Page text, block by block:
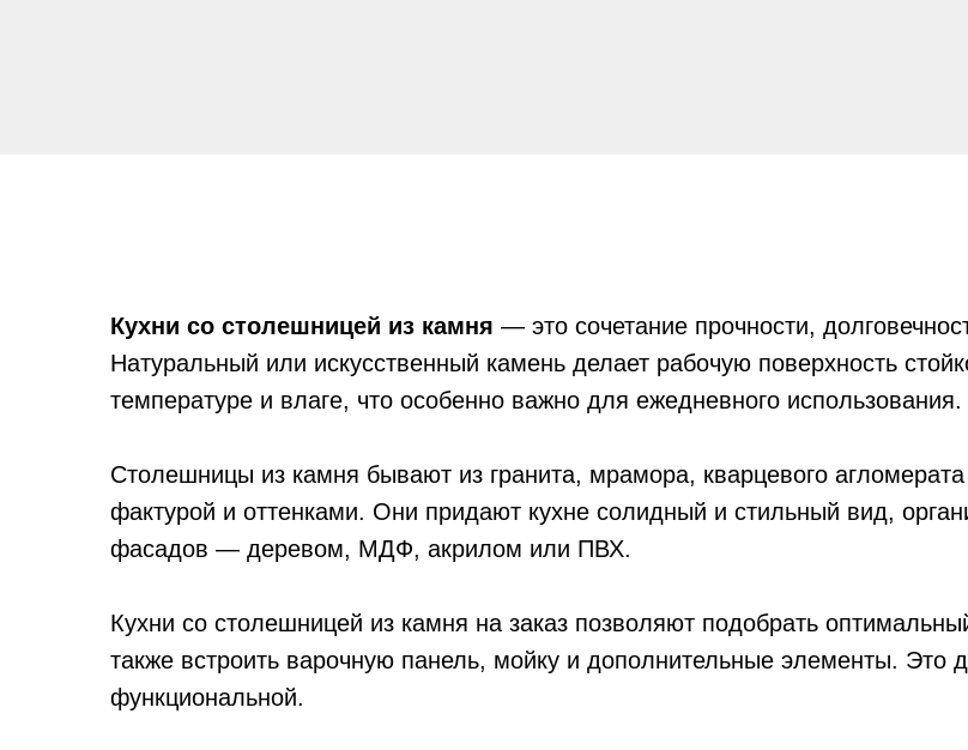
Кухни со столешницей из камня — это сочетание прочности,
Натуральный или искусственный камень делает рабочую поверхность
температуре и влаге, что особенно важно для ежедневного использования.
Столешницы из камня бывают из гранита, мрамора, кварцевого агломерата
фактурой и оттенками. Они придают кухне солидный и стильный вид,
фасадов — деревом, МДФ, акрилом или ПВХ.
Кухни со столешницей из камня на заказ позволяют подобрать
также встроить варочную панель, мойку и дополнительные элементы. Это
функциональной.